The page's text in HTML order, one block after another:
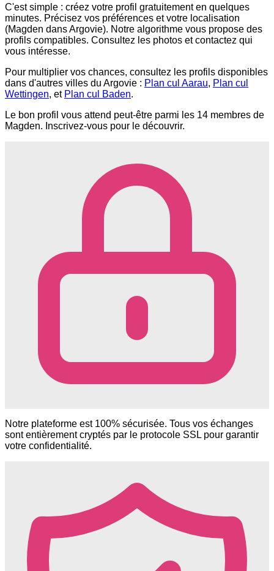
C'est simple : créez votre profil gratuitement en quelques
minutes. Précisez vos préférences et votre localisation
(Magden dans Argovie). Notre algorithme vous propose des
profils compatibles. Consultez les photos et contactez qui
vous intéresse.
Pour multiplier vos chances, consultez les profils disponibles
dans d'autres villes du Argovie : Plan cul Aarau, Plan cul
Wettingen, et Plan cul Baden.
Le bon profil vous attend peut-être parmi les 14 membres de
Magden. Inscrivez-vous pour le découvrir.
Notre plateforme est 100% sécurisée. Tous vos échanges
sont entièrement cryptés par le protocole SSL pour garantir
votre confidentialité.